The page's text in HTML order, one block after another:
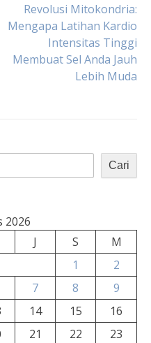
Revolusi Mitokondria:
Mengapa Latihan Kardio
Intensitas Tinggi
Membuat Sel Anda Jauh
Lebih Muda
Cari
2026
J S
M
1
2
7 8
9
14 15
16
21 22
23